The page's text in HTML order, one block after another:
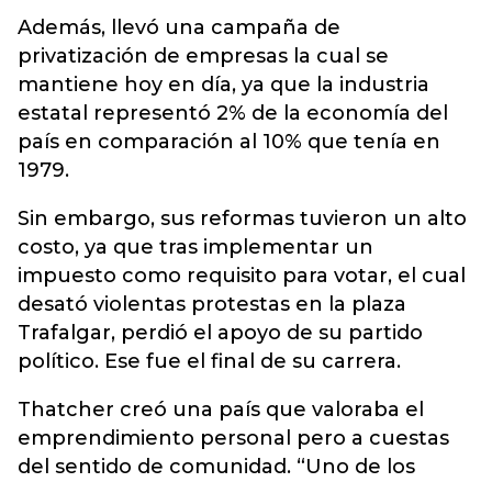
Además, llevó una campaña de
privatización de empresas la cual se
mantiene hoy en día, ya que la industria
estatal representó 2% de la economía del
país en comparación al 10% que tenía en
1979.
Sin embargo, sus reformas tuvieron un alto
costo, ya que tras implementar un
impuesto como requisito para votar, el cual
desató violentas protestas en la plaza
Trafalgar, perdió el apoyo de su partido
político. Ese fue el final de su carrera.
Thatcher creó una país que valoraba el
emprendimiento personal pero a cuestas
del sentido de comunidad. “Uno de los